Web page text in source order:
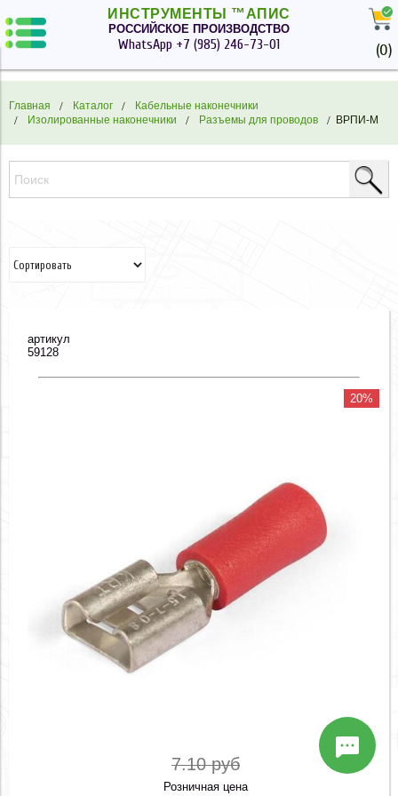
ИНСТРУМЕНТЫ ™АПИС
РОССИЙСКОЕ ПРОИЗВОДСТВО
WhatsApp +7 (985) 246-73-01 (0)
Главная Каталог
Кабельные наконечники
Изолированные наконечники
Разъемы для проводов ВРПИ-М
артикул
59128
20%
7.10 руб
Розничная цена